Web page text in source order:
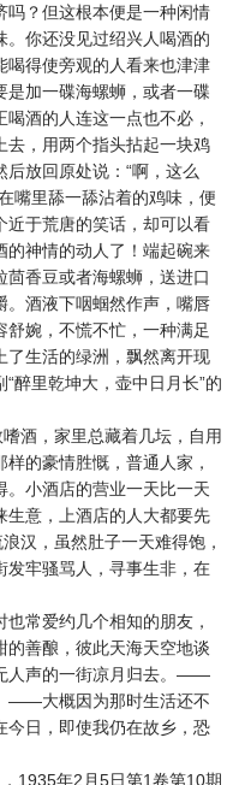
吗？但这根本便是一种闲情
。你还没见过绍兴人喝酒的
喝得使旁观的人看来也津津
是加一碟海螺蛳，或者一碟
酒的人连这一点也不必，
去，用两个指头拈起一块鸡
放回原处说：“啊，这么
嘴里舔一舔沾着的鸡味，便
近于荒唐的笑话，却可以看
的神情的动人了！端起碗来
香豆或者海螺蛳，送进口
。酒液下咽蝈然作声，嘴唇
舒婉，不慌不忙，一种满足
了生活的绿洲，飘然离开现
醉里乾坤大，壶中日月长”的
酒，家里总藏着几坛，自用
的豪情胜慨，普通人家，
。小酒店的营业一天比一天
生意，上酒店的人大都要先
汉，虽然肚子一天难得饱，
发牢骚骂人，寻事生非，在
常爱约几个相知的朋友，
的善酿，彼此天海天空地谈
人声的一街凉月归去。——
——大概因为那时生活还不
今日，即使我仍在故乡，恐
1935年2月5日第1卷第10期